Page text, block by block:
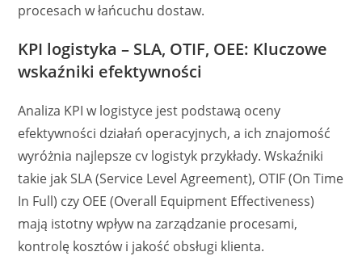
procesach w łańcuchu dostaw.
KPI logistyka – SLA, OTIF, OEE: Kluczowe
wskaźniki efektywności
Analiza KPI w logistyce jest podstawą oceny
efektywności działań operacyjnych, a ich znajomość
wyróżnia najlepsze cv logistyk przykłady. Wskaźniki
takie jak SLA (Service Level Agreement), OTIF (On Time
In Full) czy OEE (Overall Equipment Effectiveness)
mają istotny wpływ na zarządzanie procesami,
kontrolę kosztów i jakość obsługi klienta.